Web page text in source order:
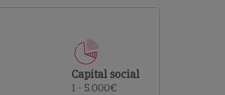
comerciais e analisar o risco de incumprimento dos
Capital social
1 - 5.000€